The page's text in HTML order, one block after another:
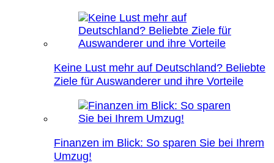
Keine Lust mehr auf Deutschland? Beliebte
Ziele für Auswanderer und ihre Vorteile
Finanzen im Blick: So sparen Sie bei Ihrem
Umzug!